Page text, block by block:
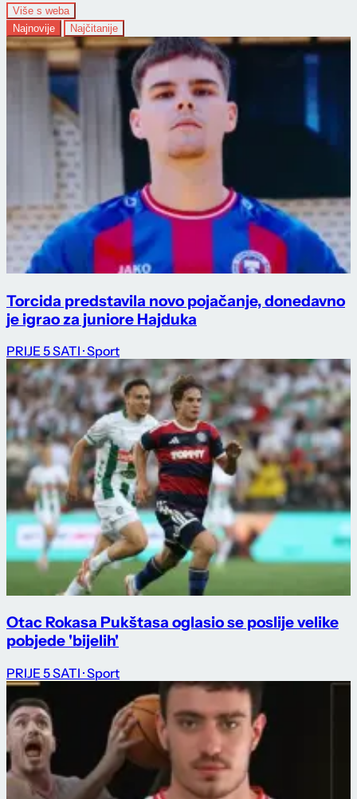
Više s weba
Najnovije
Najčitanije
Torcida predstavila novo pojačanje, donedavno
je igrao za juniore Hajduka
PRIJE 5 SATI · Sport
Otac Rokasa Pukštasa oglasio se poslije velike
pobjede 'bijelih'
PRIJE 5 SATI · Sport